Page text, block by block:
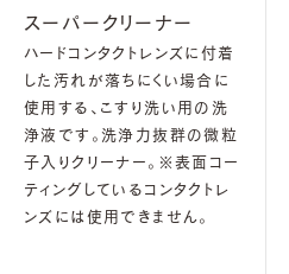
スーパークリーナー
ハードコンタクトレンズに付着
した汚れが落ちにくい場合に
使用する、こすり洗い用の洗
浄液です。洗浄力抜群の微粒
子入りクリーナー。※表面コー
ティングしているコンタクトレ
ンズには使用できません。